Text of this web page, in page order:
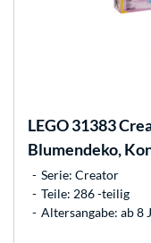
LEGO31383
Blumendeko,
Serie: Creator
Teile: 286 -teilig
Altersangabe: ab 8